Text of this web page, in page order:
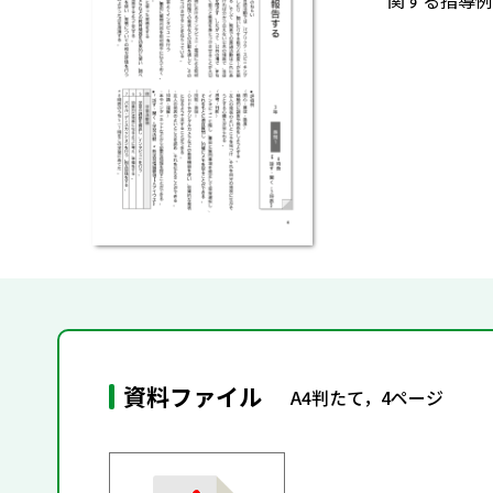
資料ファイル A4判たて，4ページ